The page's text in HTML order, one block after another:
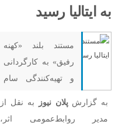
به ایتالیا رسید
مستند بلند «کهنه
رفیق» به کارگردانی
و تهیه‌کنندگی سام
به گزارشپلان نیوز
به نقل از
مدیر روابط‌عمومی اثر،